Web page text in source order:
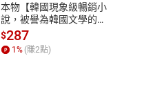
本物【韓國現象級暢銷小
說，被譽為韓國文學的未
來】【電子書】
$287
1% (賺2點)